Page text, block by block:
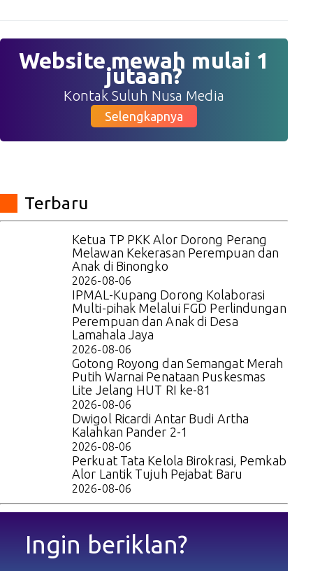
Website mewah mulai 1
jutaan?
Kontak Suluh Nusa Media
Selengkapnya
Terbaru
Ketua TP PKK Alor Dorong Perang
Melawan Kekerasan Perempuan dan
Anak di Binongko
2026-08-06
IPMAL-Kupang Dorong Kolaborasi
Multi-pihak Melalui FGD Perlindungan
Perempuan dan Anak di Desa
Lamahala Jaya
2026-08-06
Gotong Royong dan Semangat Merah
Putih Warnai Penataan Puskesmas
Lite Jelang HUT RI ke-81
2026-08-06
Dwigol Ricardi Antar Budi Artha
Kalahkan Pander 2-1
2026-08-06
Perkuat Tata Kelola Birokrasi, Pemkab
Alor Lantik Tujuh Pejabat Baru
2026-08-06
Ingin beriklan?